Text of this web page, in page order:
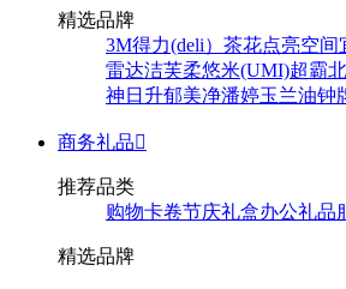
精选品牌
3M得力(deli） 茶花点亮空间
雷达洁芙柔悠米(UMI)超霸
神 日升郁美净潘婷玉兰油钟
商务礼品
推荐品类
购物卡卷节庆礼盒办公礼品
精选品牌